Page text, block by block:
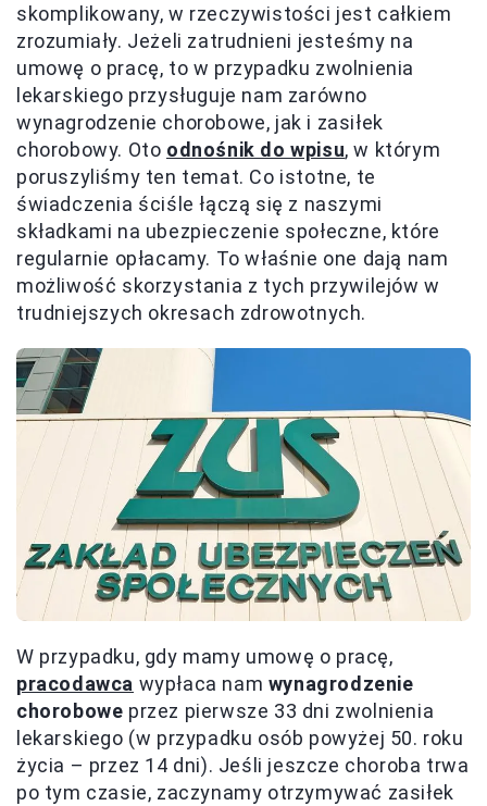
skomplikowany, w rzeczywistości jest całkiem
zrozumiały. Jeżeli zatrudnieni jesteśmy na
umowę o pracę, to w przypadku zwolnienia
lekarskiego przysługuje nam zarówno
wynagrodzenie chorobowe, jak i zasiłek
chorobowy. Oto odnośnik do wpisu, w którym
poruszyliśmy ten temat. Co istotne, te
świadczenia ściśle łączą się z naszymi
składkami na ubezpieczenie społeczne, które
regularnie opłacamy. To właśnie one dają nam
możliwość skorzystania z tych przywilejów w
trudniejszych okresach zdrowotnych.
W przypadku, gdy mamy umowę o pracę,
pracodawca wypłaca nam wynagrodzenie
chorobowe przez pierwsze 33 dni zwolnienia
lekarskiego (w przypadku osób powyżej 50. roku
życia – przez 14 dni). Jeśli jeszcze choroba trwa
po tym czasie, zaczynamy otrzymywać zasiłek